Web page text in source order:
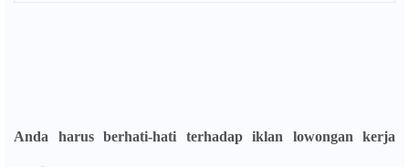
Anda harus berhati-hati terhadap iklan lowongan kerja